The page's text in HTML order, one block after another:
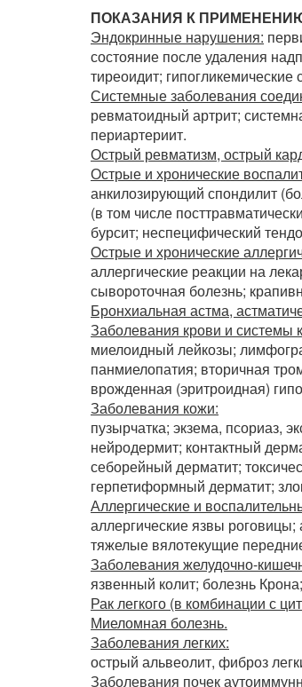
ПОКАЗАНИЯ К
Эндокринные нарушения:
состояние после удаления
тиреоидит; гипогликемические
Системные заболевания
ревматоидный артрит;
периартериит.
Острый ревматизм, острый
Острые и хронические
анкилозирующий спондилит
(в том числе
бурсит; неспецифический
Острые и хронические
аллергические реакции на
сывороточная болезнь;
Бронхиальная астма,
Заболевания крови и системы
миелоидный лейкозы;
панмиелопатия; вторичная
врожденная (эритроидная)
Заболевания кожи:
пузырчатка; экзема, псориаз,
нейродермит; контактный
себорейный дерматит;
герпетиформный дерматит;
Аллергические и
аллергические язвы
тяжелые вялотекущие
Заболевания желудочно-
язвенный колит; болезнь
Рак легкого (в комбинации с
Миеломная болезнь.
Заболевания легких:
острый альвеолит, фиброз
Заболевания почек